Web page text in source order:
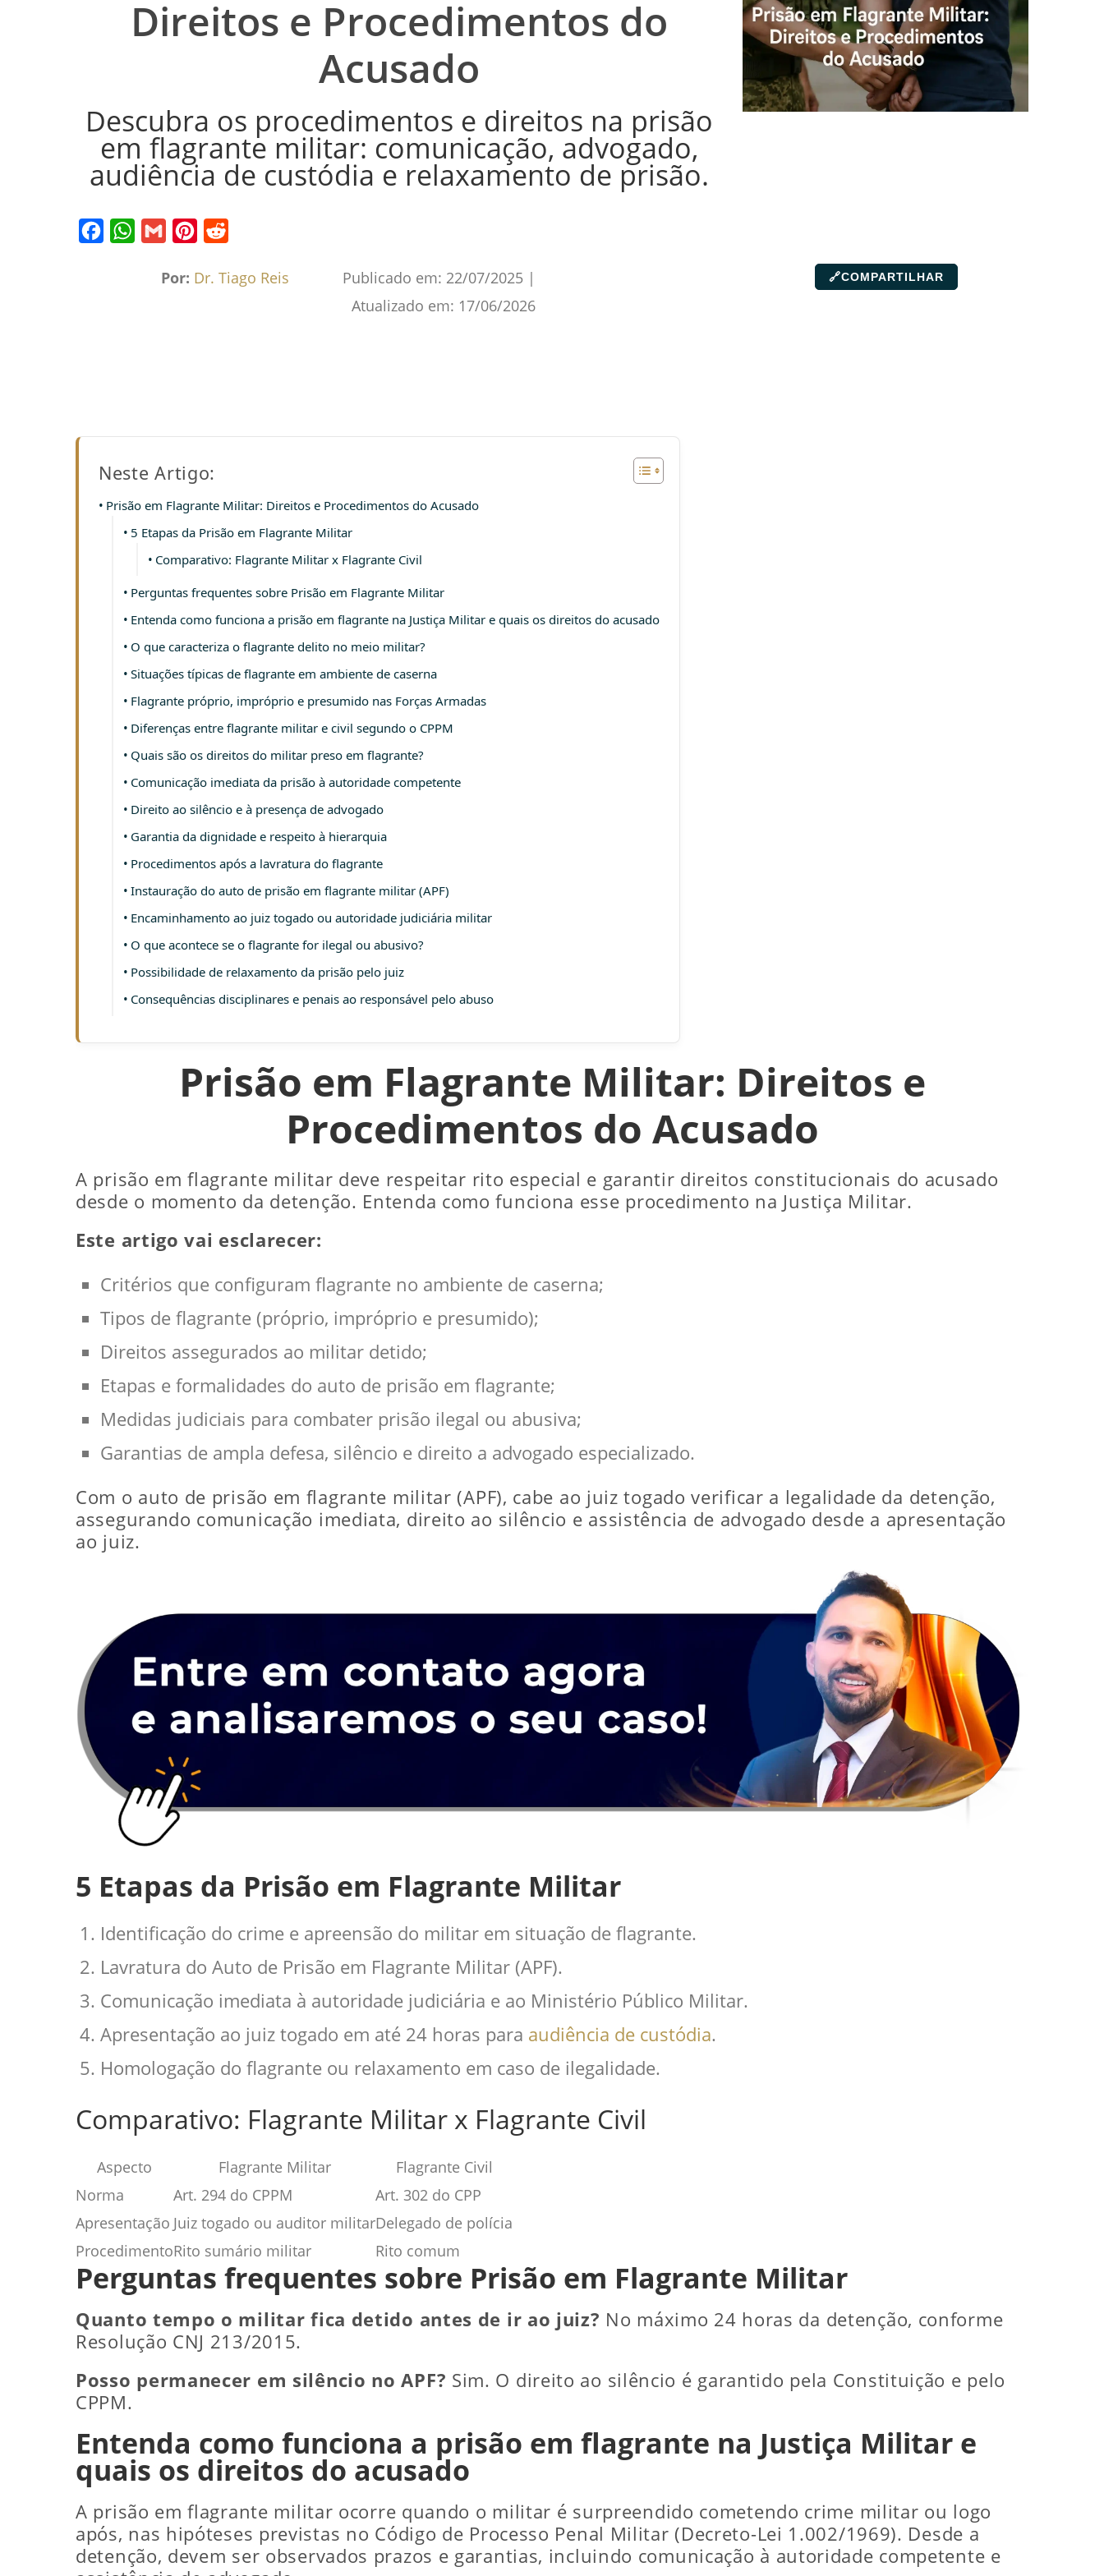
Direitos e Procedimentos do
Acusado
Descubra os procedimentos e direitos na prisão
em flagrante militar: comunicação, advogado,
audiência de custódia e relaxamento de prisão.
FacebookWhatsApp
Gmail Pinterest
Por: Dr. Tiago Reis Publicado em: 22/07/2025 |
Atualizado em: 17/06/2026
🔗COMPARTILHAR
Neste Artigo:
Prisão em Flagrante Militar: Direitos e Procedimentos do Acusado
5 Etapas da Prisão em Flagrante Militar
Comparativo: Flagrante Militar x Flagrante Civil
Perguntas frequentes sobre Prisão em Flagrante Militar
Entenda como funciona a prisão em flagrante na Justiça Militar e quais os direitos do acusado
O que caracteriza o flagrante delito no meio militar?
Situações típicas de flagrante em ambiente de caserna
Flagrante próprio, impróprio e presumido nas Forças Armadas
Diferenças entre flagrante militar e civil segundo o CPPM
Quais são os direitos do militar preso em flagrante?
Comunicação imediata da prisão à autoridade competente
Direito ao silêncio e à presença de advogado
Garantia da dignidade e respeito à hierarquia
Procedimentos após a lavratura do flagrante
Instauração do auto de prisão em flagrante militar (APF)
Encaminhamento ao juiz togado ou autoridade judiciária militar
O que acontece se o flagrante for ilegal ou abusivo?
Possibilidade de relaxamento da prisão pelo juiz
Consequências disciplinares e penais ao responsável pelo abuso
Prisão em Flagrante Militar: Direitos e
Procedimentos do Acusado
A prisão em flagrante militar deve respeitar rito especial e garantir direitos constitucionais do acusado
desde o momento da detenção. Entenda como funciona esse procedimento na Justiça Militar.
Este artigo vai esclarecer:
Critérios que configuram flagrante no ambiente de caserna;
Tipos de flagrante (próprio, impróprio e presumido);
Direitos assegurados ao militar detido;
Etapas e formalidades do auto de prisão em flagrante;
Medidas judiciais para combater prisão ilegal ou abusiva;
Garantias de ampla defesa, silêncio e direito a advogado especializado.
Com o auto de prisão em flagrante militar (APF), cabe ao juiz togado verificar a legalidade da detenção,
assegurando comunicação imediata, direito ao silêncio e assistência de advogado desde a apresentação
ao juiz.
5 Etapas da Prisão em Flagrante Militar
Identificação do crime e apreensão do militar em situação de flagrante.
Lavratura do Auto de Prisão em Flagrante Militar (APF).
Comunicação imediata à autoridade judiciária e ao Ministério Público Militar.
Apresentação ao juiz togado em até 24 horas para audiência de custódia.
Homologação do flagrante ou relaxamento em caso de ilegalidade.
Comparativo: Flagrante Militar x Flagrante Civil
Aspecto Flagrante Militar
Flagrante Civil
Norma
Art. 294 do CPPM
Art. 302 do CPP
Apresentação Juiz togado ou auditor militarDelegado de polícia
ProcedimentoRito sumário militar Rito comum
Perguntas frequentes sobre Prisão em Flagrante Militar
Quanto tempo o militar fica detido antes de ir ao juiz? No máximo 24 horas da detenção, conforme
Resolução CNJ 213/2015.
Posso permanecer em silêncio no APF? Sim. O direito ao silêncio é garantido pela Constituição e pelo
CPPM.
Entenda como funciona a prisão em flagrante na Justiça Militar e
quais os direitos do acusado
A prisão em flagrante militar ocorre quando o militar é surpreendido cometendo crime militar ou logo
após, nas hipóteses previstas no Código de Processo Penal Militar (Decreto-Lei 1.002/1969). Desde a
detenção, devem ser observados prazos e garantias, incluindo comunicação à autoridade competente e